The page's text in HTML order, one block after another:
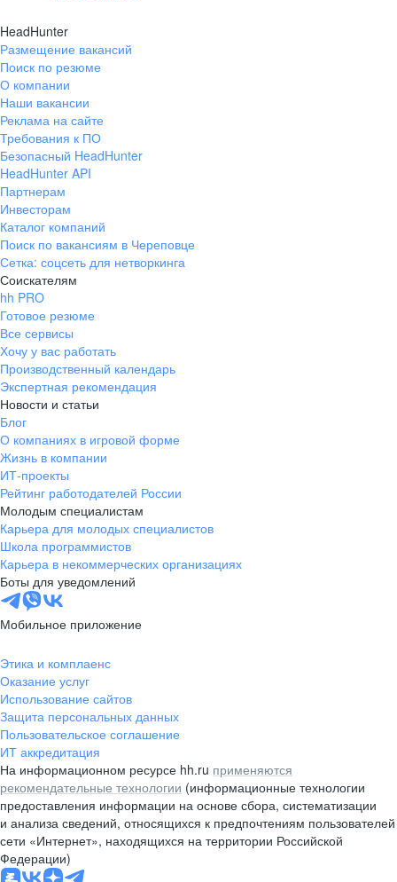
HeadHunter
Размещение вакансий
Поиск по резюме
О компании
Наши вакансии
Реклама на сайте
Требования к ПО
Безопасный HeadHunter
HeadHunter API
Партнерам
Инвесторам
Каталог компаний
Поиск по вакансиям в Череповце
Сетка: соцсеть для нетворкинга
Соискателям
hh PRO
Готовое резюме
Все сервисы
Хочу у вас работать
Производственный календарь
Экспертная рекомендация
Новости и статьи
Блог
О компаниях в игровой форме
Жизнь в компании
ИТ-проекты
Рейтинг работодателей России
Молодым специалистам
Карьера для молодых специалистов
Школа программистов
Карьера в некоммерческих организациях
Боты для уведомлений
Мобильное приложение
Этика и комплаенс
Оказание услуг
Использование сайтов
Защита персональных данных
Пользовательское соглашение
ИТ аккредитация
На информационном ресурсе hh.ru применяются
рекомендательные технологии (информационные технологии
предоставления информации на основе сбора, систематизации
и анализа сведений, относящихся к предпочтениям пользователей
сети «Интернет», находящихся на территории Российской
Федерации)